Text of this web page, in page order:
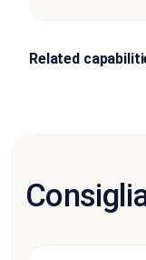
Related